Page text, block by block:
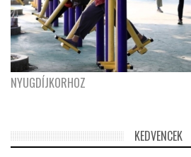
NYUGDÍJKORHOZ
KEDVENCEK